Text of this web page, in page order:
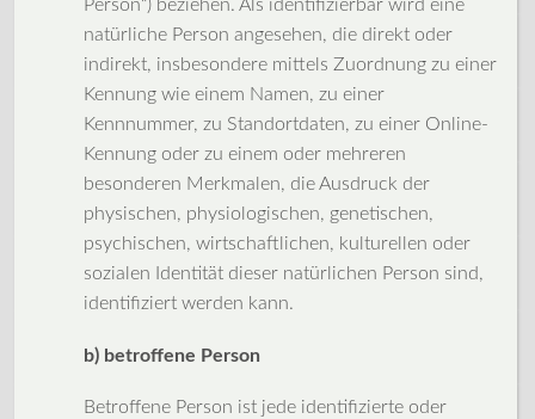
Person“) beziehen. Als identifizierbar wird eine
natürliche Person angesehen, die direkt oder
indirekt, insbesondere mittels Zuordnung zu einer
Kennung wie einem Namen, zu einer
Kennnummer, zu Standortdaten, zu einer Online-
Kennung oder zu einem oder mehreren
besonderen Merkmalen, die Ausdruck der
physischen, physiologischen, genetischen,
psychischen, wirtschaftlichen, kulturellen oder
sozialen Identität dieser natürlichen Person sind,
identifiziert werden kann.
b) betroffene Person
Betroffene Person ist jede identifizierte oder